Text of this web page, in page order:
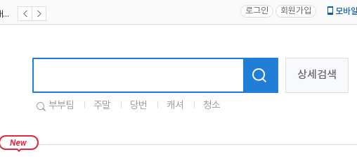
로그인 회원가입 모바일
상세검색
부부팀 주말 당번 캐셔 청소